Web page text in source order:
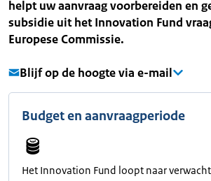
helpt uw aanvraag voorbereiden en
subsidie uit het Innovation Fund
Europese Commissie.
Blijf op de hoogte via e-mail
Budget en aanvraagperiode
Het Innovation Fund loopt naar